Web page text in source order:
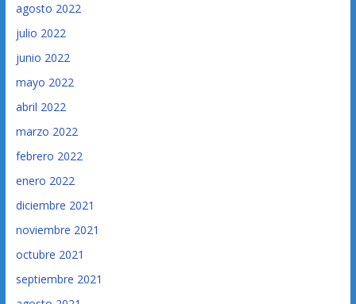
agosto 2022
julio 2022
junio 2022
mayo 2022
abril 2022
marzo 2022
febrero 2022
enero 2022
diciembre 2021
noviembre 2021
octubre 2021
septiembre 2021